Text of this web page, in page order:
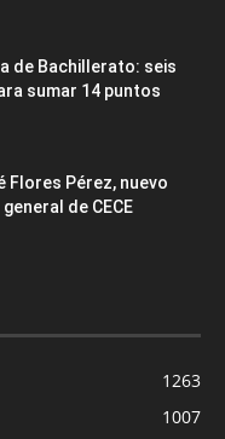
de Bachillerato: seis
sumar 14 puntos
Flores Pérez, nuevo
de CECE
1263
1007